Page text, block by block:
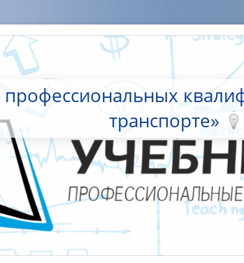
транспорте»